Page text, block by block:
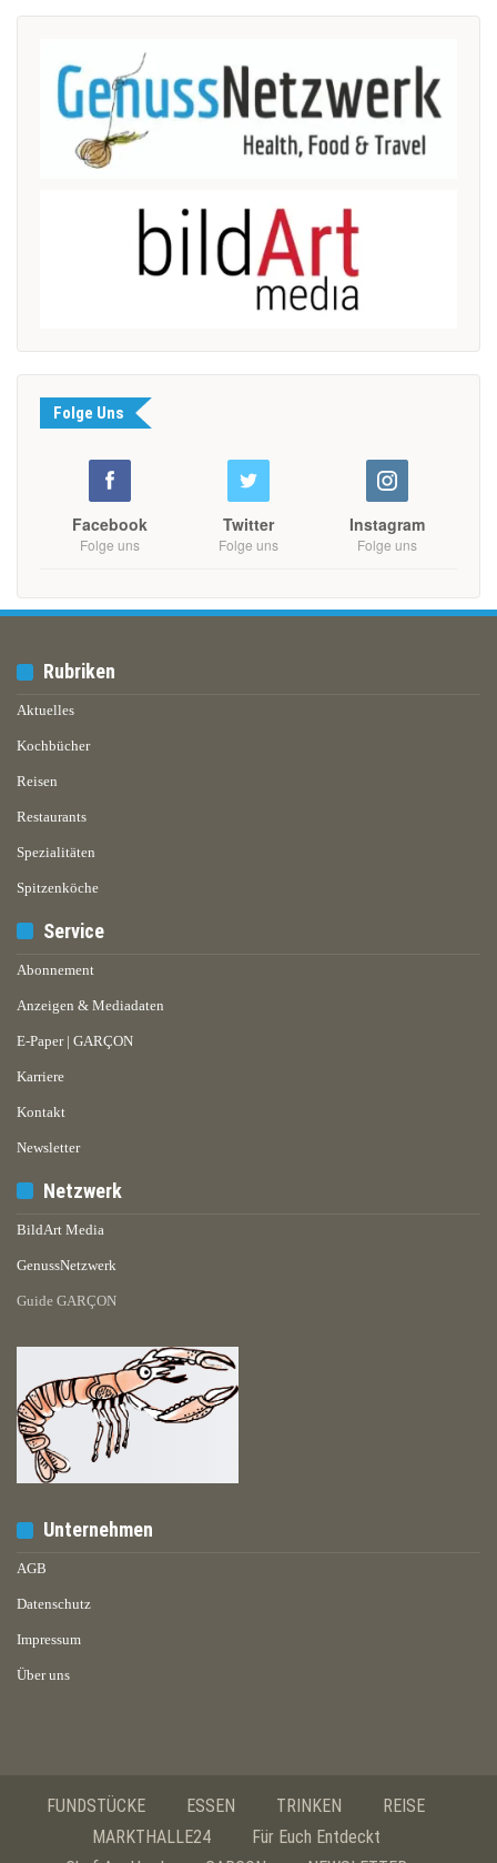
Folge Uns
Facebook
Folge uns
Twitter
Folge uns
Instagram
Folge uns
Rubriken
Aktuelles
Kochbücher
Reisen
Restaurants
Spezialitäten
Spitzenköche
Service
Abonnement
Anzeigen & Mediadaten
E-Paper | GARÇON
Karriere
Kontakt
Newsletter
Netzwerk
BildArt Media
GenussNetzwerk
Guide GARÇON
Unternehmen
AGB
Datenschutz
Impressum
Über uns
FUNDSTÜCKE ESSEN TRINKEN
REISE
MARKTHALLE24
Für Euch Entdeckt